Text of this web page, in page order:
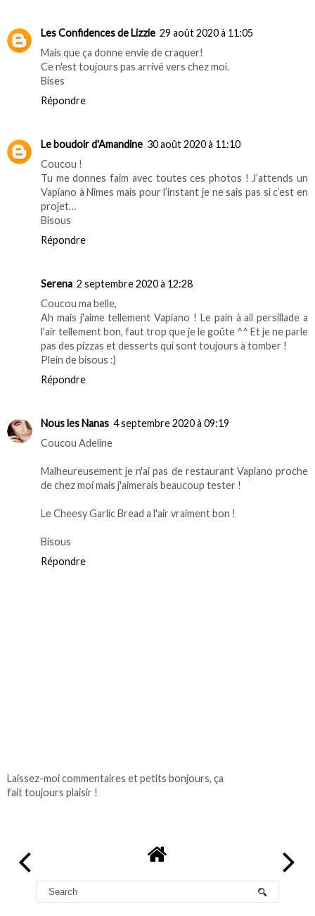
Les Confidences de Lizzie 29 août 2020 à 11:05
Mais que ça donne envie de craquer!
Ce n'est toujours pas arrivé vers chez moi.
Bises
Répondre
Le boudoir d'Amandine 30 août 2020 à 11:10
Coucou !
Tu me donnes faim avec toutes ces photos ! J’attends un
Vapiano à Nîmes mais pour l’instant je ne sais pas si c’est en
projet…
Bisous
Répondre
Serena 2 septembre 2020 à 12:28
Coucou ma belle,
Ah mais j'aime tellement Vapiano ! Le pain à ail persillade a
l'air tellement bon, faut trop que je le goûte ^^ Et je ne parle
pas des pizzas et desserts qui sont toujours à tomber !
Plein de bisous :)
Répondre
Nous les Nanas 4 septembre 2020 à 09:19
Coucou Adeline
Malheureusement je n'ai pas de restaurant Vapiano proche
de chez moi mais j'aimerais beaucoup tester !
Le Cheesy Garlic Bread a l'air vraiment bon !
Bisous
Répondre
Laissez-moi commentaires et petits bonjours, ça
fait toujours plaisir !